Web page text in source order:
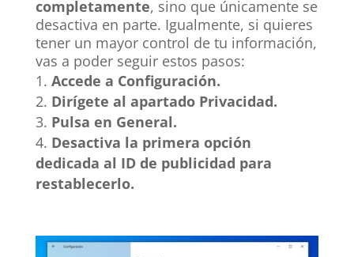
completamente, sino que únicamente se
desactiva en parte. Igualmente, si quieres
tener un mayor control de tu información,
vas a poder seguir estos pasos:
Accede a Configuración.
Dirígete al apartado Privacidad.
Pulsa en General.
Desactiva la primera opción
dedicada al ID de publicidad para
restablecerlo.